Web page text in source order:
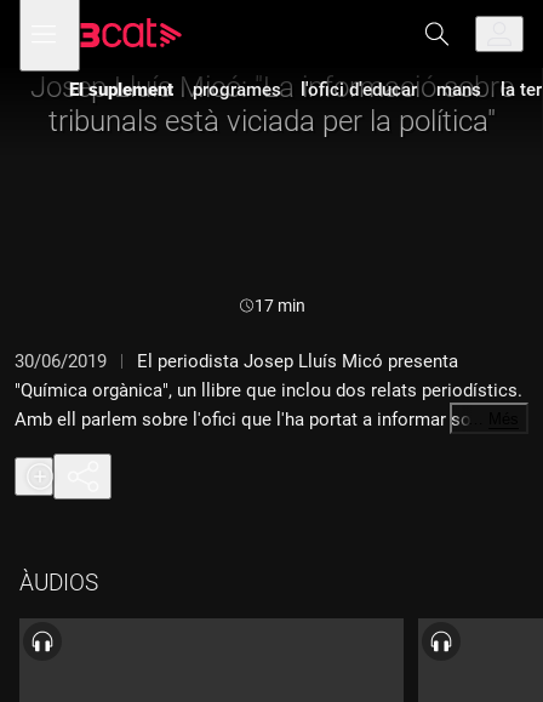
navegació
principal
menú
de
El suplement programes l'ofici d'educar mans la
Josep Lluís Micó: "La informació sobre
tribunals està viciada per la política"
Durada:
17 min
30/06/2019
El periodista Josep Lluís Micó presenta
"Química orgànica", un llibre que inclou dos relats periodístics.
Amb ell parlem sobre l'ofici que l'ha portat a informar sobre
successos.
…
ÀUDIOS